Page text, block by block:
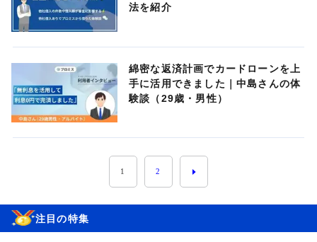
法を紹介
綿密な返済計画でカードローンを上
手に活用できました｜中島さんの体
験談（29歳・男性）
1 2
注目の特集